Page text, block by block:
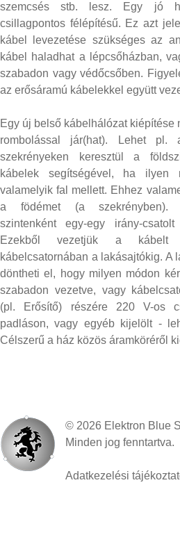
szemcsés stb. lesz. Egy jó
csillagpontos félépítésű. Ez azt
kábel levezetése szükséges az
kábel haladhat a lépcsőházban,
szabadon vagy védőcsőben.
az erősáramú kábelekkel együtt
Egy új belső kábelhálózat kiépítése
rombolással jár(hat). Lehet pl.
szekrényeken keresztül a
kábelek segítségével, ha ilyen
valamelyik fal mellett. Ehhez
a födémet (a szekrényben).
szintenként egy-egy irány-
Ezekből vezetjük a kábelt
kábelcsatornában a lakásajtókig. A
döntheti el, hogy milyen módon
szabadon vezetve, vagy
(pl. Erősítő) részére 220 V-os
padláson, vagy egyéb kijelölt -
Célszerű a ház közös áramköréről
© 2026 Elektron Blue
Minden jog fenntartva.
Adatkezelési